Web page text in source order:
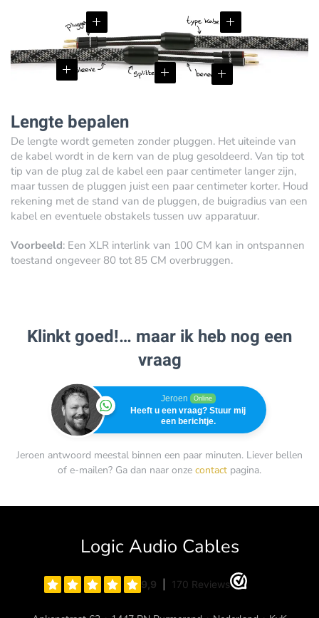
Lengte bepalen
De lengte wordt gemeten zonder pluggen. Het uiteinde van
de kabel wordt in de kern van de plug gesoldeerd. Van tip tot
tip van de plug zal de kabel een paar centimeter langer zijn,
maar tussen de pluggen juist een paar centimeter korter. Houd
rekening met de stand van de pluggen, de buigradius van een
kabel en eventuele obstakels tussen uw apparatuur.
Voorbeeld: Een XLR interlink van 100 CM kan in ontspannen
toestand ongeveer 80 tot 85 CM overbruggen.
Klinkt goed!… maar ik heb nog een
vraag
Jeroen Online
Heeft u een vraag? Stuur mij
een berichtje.
Jeroen antwoord meestal binnen een paar minuten. Liever bellen
of e-mailen? Ga dan naar onze contact pagina.
Logic Audio Cables